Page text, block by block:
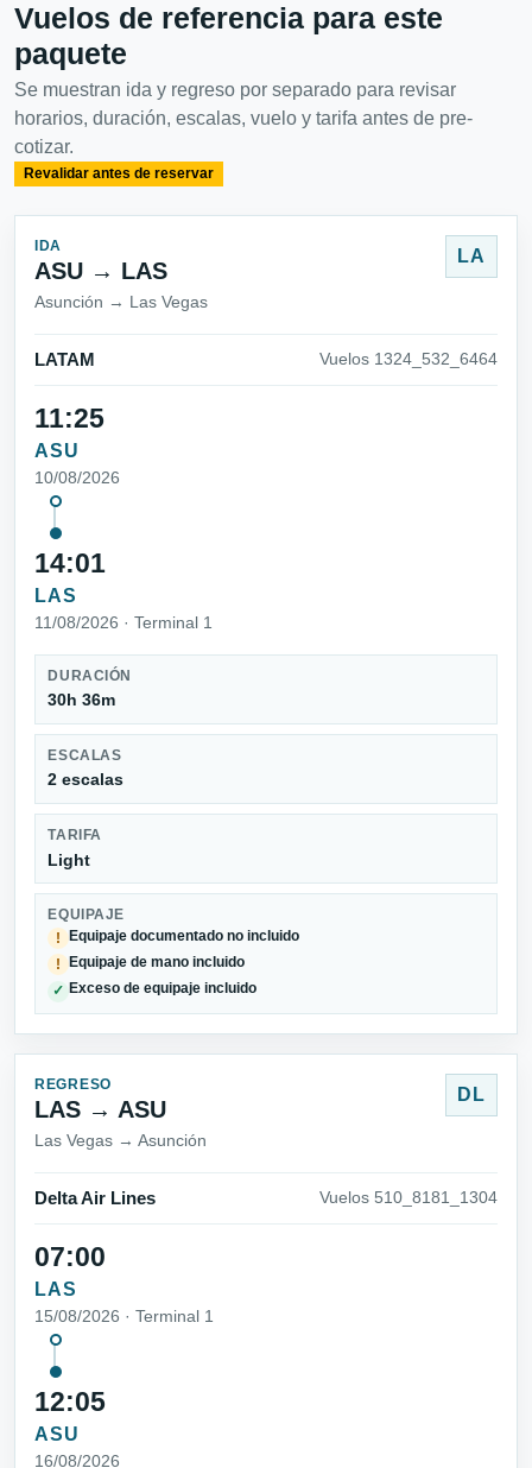
Vuelos de referencia para este
paquete
Se muestran ida y regreso por separado para revisar
horarios, duración, escalas, vuelo y tarifa antes de pre-
cotizar.
Revalidar antes de reservar
IDA
ASU → LAS
Asunción → Las Vegas
LA
LATAM Vuelos 1324_532_6464
11:25
ASU
10/08/2026
14:01
LAS
11/08/2026 · Terminal 1
DURACIÓN
30h 36m
ESCALAS
2 escalas
TARIFA
Light
EQUIPAJE
!
Equipaje documentado no incluido
! Equipaje de mano incluido
✓ Exceso de equipaje incluido
REGRESO
LAS → ASU
Las Vegas → Asunción
DL
Delta Air Lines Vuelos 510_8181_1304
07:00
LAS
15/08/2026 · Terminal 1
12:05
ASU
16/08/2026